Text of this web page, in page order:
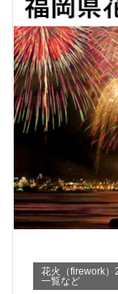
花火（firework）
一覧など